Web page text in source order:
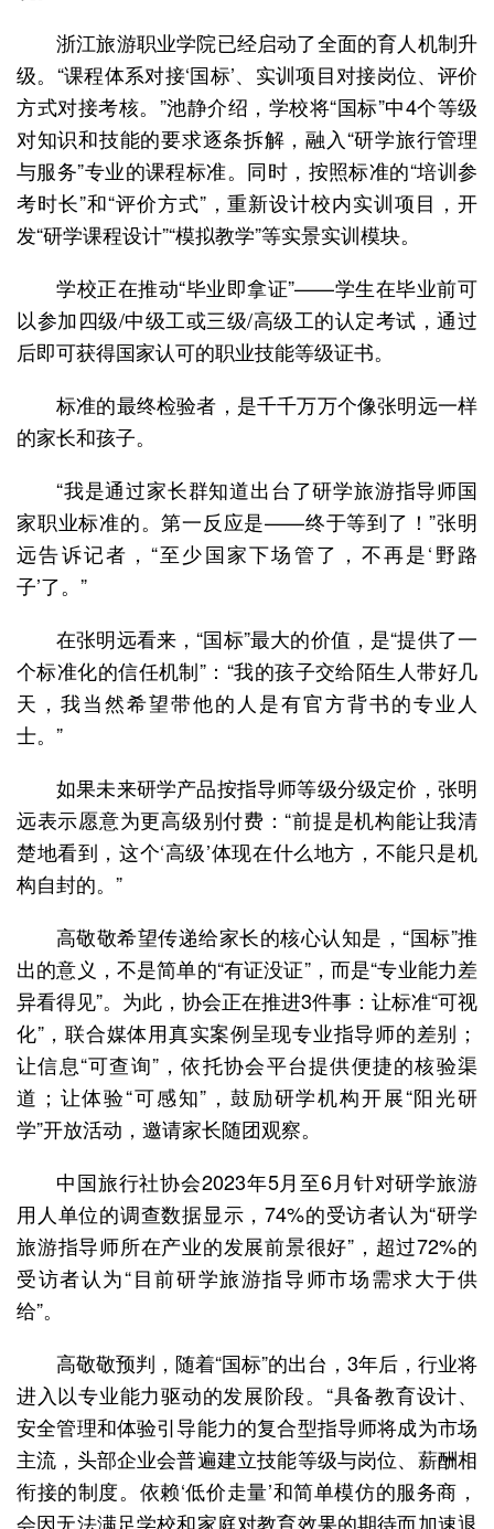
浙江旅游职业学院已经启动了全面的育人机制升
级。“课程体系对接‘国标’、实训项目对接岗位、评价
方式对接考核。”池静介绍，学校将“国标”中4个等级
对知识和技能的要求逐条拆解，融入“研学旅行管理
与服务”专业的课程标准。同时，按照标准的“培训参
考时长”和“评价方式”，重新设计校内实训项目，开
发“研学课程设计”“模拟教学”等实景实训模块。
学校正在推动“毕业即拿证”——学生在毕业前可
以参加四级/中级工或三级/高级工的认定考试，通过
后即可获得国家认可的职业技能等级证书。
标准的最终检验者，是千千万万个像张明远一样
的家长和孩子。
“我是通过家长群知道出台了研学旅游指导师国
家职业标准的。第一反应是——终于等到了！”张明
远告诉记者，“至少国家下场管了，不再是‘野路
子’了。”
在张明远看来，“国标”最大的价值，是“提供了一
个标准化的信任机制”：“我的孩子交给陌生人带好几
天，我当然希望带他的人是有官方背书的专业人
士。”
如果未来研学产品按指导师等级分级定价，张明
远表示愿意为更高级别付费：“前提是机构能让我清
楚地看到，这个‘高级’体现在什么地方，不能只是机
构自封的。”
高敬敬希望传递给家长的核心认知是，“国标”推
出的意义，不是简单的“有证没证”，而是“专业能力差
异看得见”。为此，协会正在推进3件事：让标准“可视
化”，联合媒体用真实案例呈现专业指导师的差别；
让信息“可查询”，依托协会平台提供便捷的核验渠
道；让体验“可感知”，鼓励研学机构开展“阳光研
学”开放活动，邀请家长随团观察。
中国旅行社协会2023年5月至6月针对研学旅游
用人单位的调查数据显示，74%的受访者认为“研学
旅游指导师所在产业的发展前景很好”，超过72%的
受访者认为“目前研学旅游指导师市场需求大于供
给”。
高敬敬预判，随着“国标”的出台，3年后，行业将
进入以专业能力驱动的发展阶段。“具备教育设计、
安全管理和体验引导能力的复合型指导师将成为市场
主流，头部企业会普遍建立技能等级与岗位、薪酬相
衔接的制度。依赖‘低价走量’和简单模仿的服务商，
会因无法满足学校和家庭对教育效果的期待而加速退